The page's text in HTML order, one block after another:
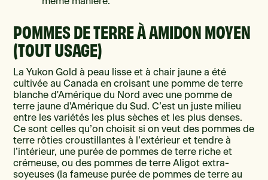
POMMES DE TERRE À AMIDON MOYEN
(TOUT USAGE)
La Yukon Gold à peau lisse et à chair jaune a été
cultivée au Canada en croisant une pomme de terre
blanche d'Amérique du Nord avec une pomme de
terre jaune d'Amérique du Sud. C’est un juste milieu
entre les variétés les plus sèches et les plus denses.
Ce sont celles qu’on choisit si on veut des pommes de
terre rôties croustillantes à l’extérieur et tendre à
l’intérieur, une purée de pommes de terre riche et
crémeuse, ou des pommes de terre Aligot extra-
soyeuses (la fameuse purée de pommes de terre au